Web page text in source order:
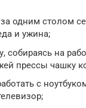
одним столом
и ужина;
собираясь на
прессы чашку
с